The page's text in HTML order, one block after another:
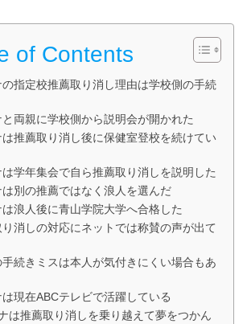
of Contents
指定校推薦取り消し理由は学校側の手続
両親に学校側から説明会が開かれた
推薦取り消し後に保健室登校を続けてい
学年集会で自ら推薦取り消しを説明した
別の推薦ではなく浪人を選んだ
浪人後に青山学院大学へ合格した
消しの対応にネットでは称賛の声が出て
続きミスは本人が気付きにくい場合もあ
現在ABCテレビで活躍している
は推薦取り消しを乗り越えて夢をつかん